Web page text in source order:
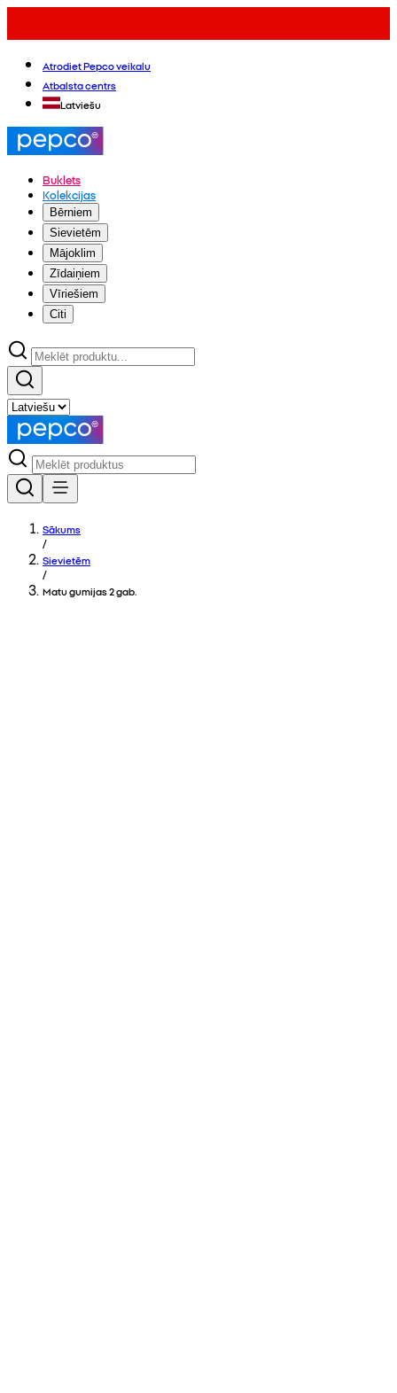
Atrodiet Pepco veikalu
Atbalsta centrs
Latviešu
Buklets
Kolekcijas
Bērniem
Sievietēm
Mājoklim
Zīdaiņiem
Vīriešiem
Citi
Sākums
/
Sievietēm
/
Matu gumijas 2 gab.